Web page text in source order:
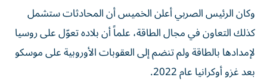
وكان الرئيس الصربي أعلن الخميس أن المحادثات ستشمل
كذلك التعاون في مجال الطاقة، علماً أن بلاده تعوّل على روسيا
لإمدادها بالطاقة ولم تنضم إلى العقوبات الأوروبية على موسكو
بعد غزو أوكرانيا عام 2022.